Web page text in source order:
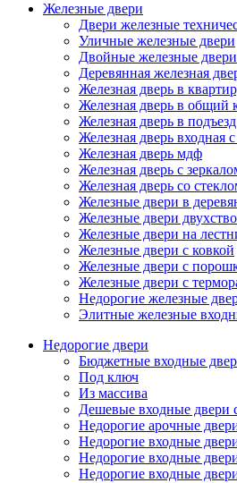
Железные двери
Двери железные
Уличные железные двери
Двойные железные двери
Деревянная железная
Железная дверь в
Железная дверь в общий
Железная дверь в подъезд
Железная дверь входная
Железная дверь мдф
Железная дверь с
Железная дверь со
Железные двери в
Железные двери
Железные двери на
Железные двери с ковкой
Железные двери с
Железные двери с
Недорогие железные
Элитные железные
Недорогие двери
Бюджетные входные
Под ключ
Из массива
Дешевые входные двери
Недорогие арочные
Недорогие входные
Недорогие входные
Недорогие входные